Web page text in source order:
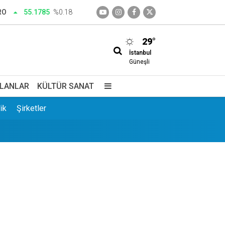
55.1785 %0.18
29°
İstanbul
Güneşli
KÜLTÜR SANAT
Şirketler
katletti